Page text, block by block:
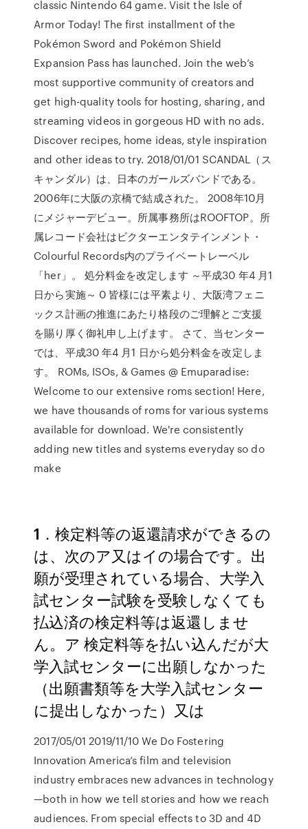
classic Nintendo 64 game. Visit the Isle of
Armor Today! The first installment of the
Pokémon Sword and Pokémon Shield
Expansion Pass has launched. Join the web’s
most supportive community of creators and
get high-quality tools for hosting, sharing, and
streaming videos in gorgeous HD with no ads.
Discover recipes, home ideas, style inspiration
and other ideas to try. 2018/01/01 SCANDAL（ス
キャンダル）は、日本のガールズバンドである。
2006年に大阪の京橋で結成された。 2008年10月
にメジャーデビュー。所属事務所はROOFTOP。所
属レコード会社はビクターエンタテインメント・
Colourful Records内のプライベートレーベル
「her」。 処分料金を改定します ～平成30 年4 月1
日から実施～ 0 皆様には平素より、大阪湾フェニ
ックス計画の推進にあたり格段のご理解とご支援
を賜り厚く御礼申し上げます。 さて、当センター
では、平成30 年4 月1 日から処分料金を改定しま
す。 ROMs, ISOs, & Games @ Emuparadise:
Welcome to our extensive roms section! Here,
we have thousands of roms for various systems
available for download. We're consistently
adding new titles and systems everyday so do
make
1．検定料等の返還請求ができるの
は、次のア又はイの場合です。出
願が受理されている場合、大学入
試センター試験を受験しなくても
払込済の検定料等は返還しませ
ん。ア 検定料等を払い込んだが大
学入試センターに出願しなかった
（出願書類等を大学入試センター
に提出しなかった）又は
2017/05/01 2019/11/10 We Do Fostering
Innovation America’s film and television
industry embraces new advances in technology
—both in how we tell stories and how we reach
audiences. From special effects to 3D and 4D